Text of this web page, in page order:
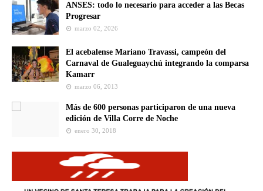
ANSES: todo lo necesario para acceder a las Becas
Progresar
marzo 02, 2026
El acebalense Mariano Travassi, campeón del
Carnaval de Gualeguaychú integrando la comparsa
Kamarr
marzo 06, 2013
Más de 600 personas participaron de una nueva
edición de Villa Corre de Noche
enero 30, 2018